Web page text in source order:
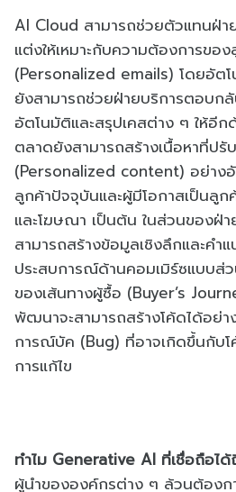
AI Cloud สามารถช่วยตัวแทนฝ่า
แต่งให้เหมาะกับความต้องการขอ
(Personalized emails) โดยอัต
ยังสามารถช่วยฝ่ายบริการตอบก
อัตโนมัติและสรุปเคสต่าง ๆ ให้อี
ตลาดยังสามารถสร้างเนื้อหาที่ปรั
(Personalized content) อย่าง
ลูกค้าปัจจุบันและผู้มีโอกาสเป็นลู
และโฆษณา เป็นต้น ในส่วนของฝ่า
สามารถสร้างข้อมูลเชิงลึกและคำ
ประสบการณ์ด้านคอมเมิร์ซแบบส่
ของเส้นทางผู้ซื้อ (Buyer’s
พัฒนาจะสามารถสร้างโค้ดได้อย่
การณ์บัค (Bug) ที่อาจเกิดขึ้นกับโ
การแก้ไข
ทำไม Generative AI ที่เชื่อถือไ
ผู้นำขององค์กรต่าง ๆ ล้วนต้องก